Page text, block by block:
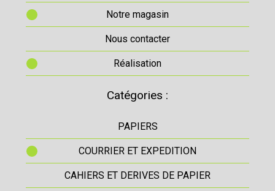
Notre magasin
Nous contacter
Réalisation
Catégories :
PAPIERS
COURRIER ET EXPEDITION
CAHIERS ET DERIVES DE PAPIER